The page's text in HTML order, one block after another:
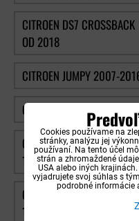
CITROEN DS7 CROSSBACK
OD 2018
CITROEN JUMPY 2007-
CITROEN NEMO OD 2008
CITROEN XANTIA 1995-
1999
CITROEN XSARA PICASSO
1999-2012
Cookies používame na
stránky, analýzu jej
používaní. Na tento účel
strán a zhromaždené
USA alebo iných
vyjadrujete svoj súhlas s
podrobné informácie